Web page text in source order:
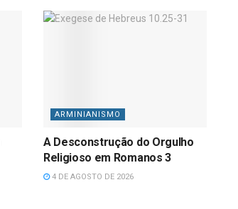
ARMINIANISMO
A Desconstrução do Orgulho
Religioso em Romanos 3
4 DE AGOSTO DE 2026